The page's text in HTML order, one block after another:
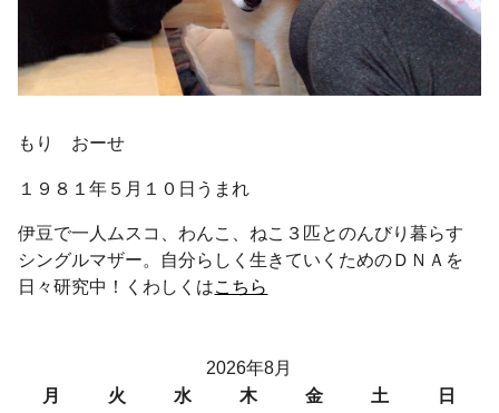
もり おーせ
１９８１年５月１０日うまれ
伊豆で一人ムスコ、わんこ、ねこ３匹とのんびり暮らす
シングルマザー。自分らしく生きていくためのＤＮＡを
日々研究中！くわしくはこちら
2026年8月
月
火 水 木 金 土
日